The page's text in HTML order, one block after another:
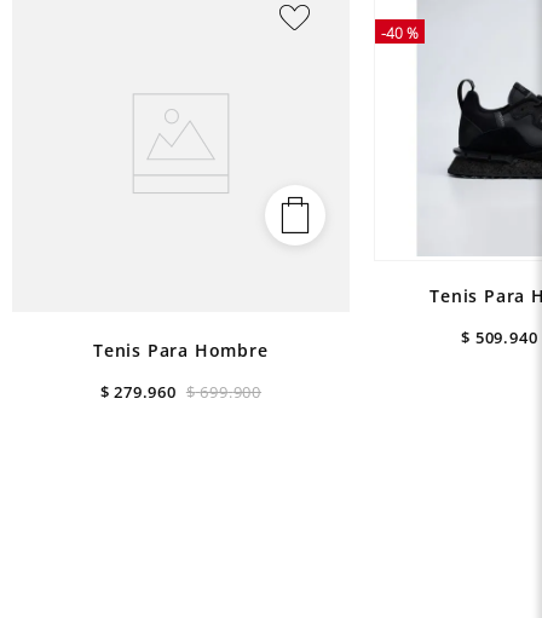
Tenis Para Hombre
$ 699.900
$ 279.960
-40 %
Tenis Para
$ 509.940